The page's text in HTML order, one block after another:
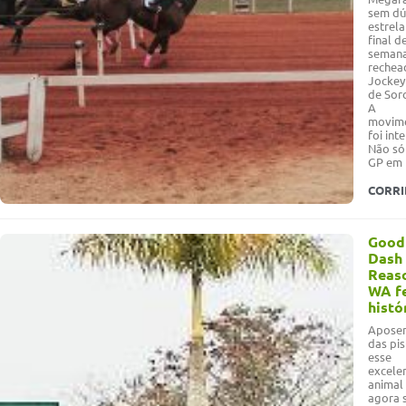
sem
final
de
A
foi
Não
GP
Good
Dash
WA
das
esse
animal
agora